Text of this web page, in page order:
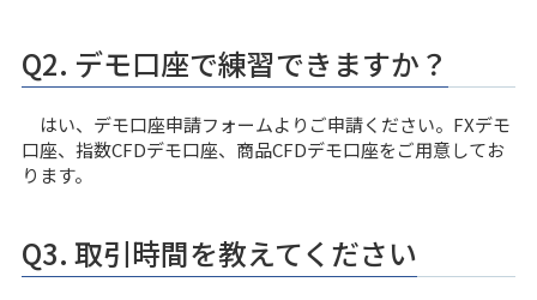
Q2. デモ口座で練習できますか？
はい、デモ口座申請フォームよりご申請ください。FXデモ
口座、指数CFDデモ口座、商品CFDデモ口座をご用意してお
ります。
Q3. 取引時間を教えてください